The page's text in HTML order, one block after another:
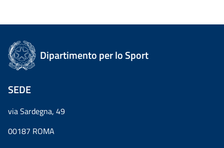
Dipartimento per lo Sport
SEDE
via Sardegna, 49
00187 ROMA